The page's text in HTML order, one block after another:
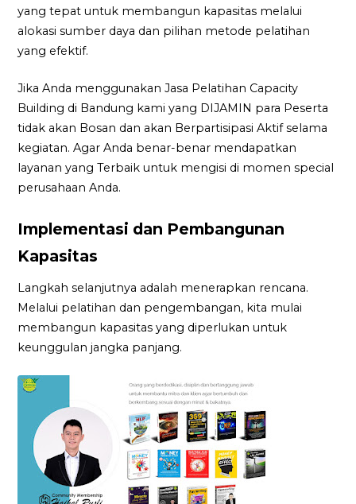
yang tepat untuk membangun kapasitas melalui
alokasi sumber daya dan pilihan metode pelatihan
yang efektif.
Jika Anda menggunakan Jasa Pelatihan Capacity
Building di Bandung kami yang DIJAMIN para Peserta
tidak akan Bosan dan akan Berpartisipasi Aktif selama
kegiatan. Agar Anda benar-benar mendapatkan
layanan yang Terbaik untuk mengisi di momen special
perusahaan Anda.
Implementasi dan Pembangunan
Kapasitas
Langkah selanjutnya adalah menerapkan rencana.
Melalui pelatihan dan pengembangan, kita mulai
membangun kapasitas yang diperlukan untuk
keunggulan jangka panjang.